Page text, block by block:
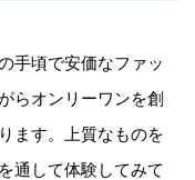
手頃で安価なファッ
らオンリーワンを創
ます。上質なものを
通して体験してみて